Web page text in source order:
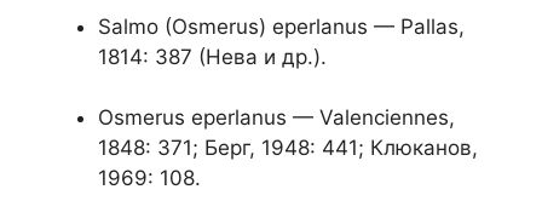
Salmo (Osmerus) eperlanus — Pallas,
1814: 387 (Нева и др.).
Osmerus eperlanus — Valenciennes,
1848: 371; Берг, 1948: 441; Клюканов,
1969: 108.